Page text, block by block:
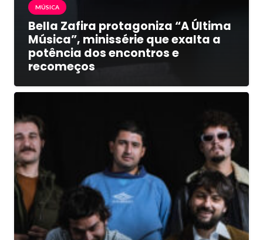
MÚSICA
Bella Zafira protagoniza “A Última
Música”, minissérie que exalta a
potência dos encontros e
recomeços